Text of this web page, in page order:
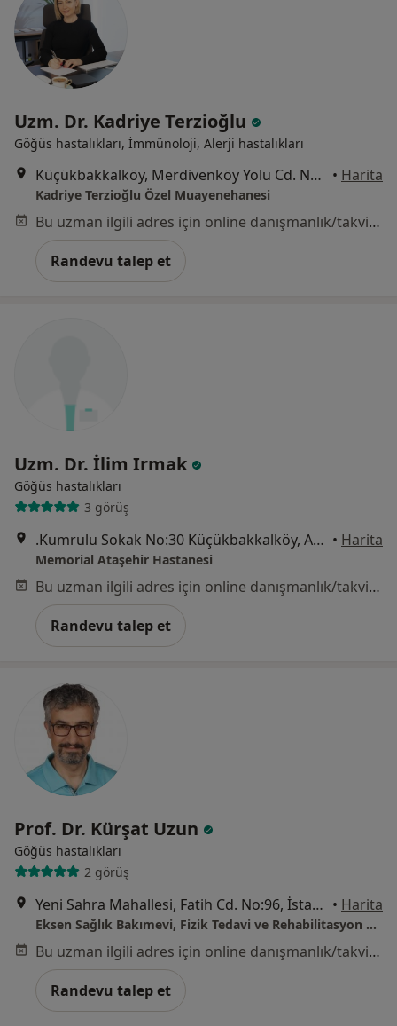
Uzm. Dr. Kadriye Terzioğlu
Göğüs hastalıkları, İmmünoloji, Alerji hastalıkları
Küçükbakkalköy, Merdivenköy Yolu Cd. No:12, İstanbul • Harita
Kadriye Terzioğlu Özel Muayenehanesi
Bu uzman ilgili adres için online danışmanlık/takvim sunmuyor.
Randevu talep et
Uzm. Dr. İlim Irmak
Göğüs hastalıkları
3 görüş
.Kumrulu Sokak No:30 Küçükbakkalköy, Ataşehir • Harita
Memorial Ataşehir Hastanesi
Bu uzman ilgili adres için online danışmanlık/takvim sunmuyor.
Randevu talep et
Prof. Dr. Kürşat Uzun
Göğüs hastalıkları
2 görüş
Yeni Sahra Mahallesi, Fatih Cd. No:96, İstanbul • Harita
Eksen Sağlık Bakımevi, Fizik Tedavi ve Rehabilitasyon Merkezi
Bu uzman ilgili adres için online danışmanlık/takvim sunmuyor.
Randevu talep et